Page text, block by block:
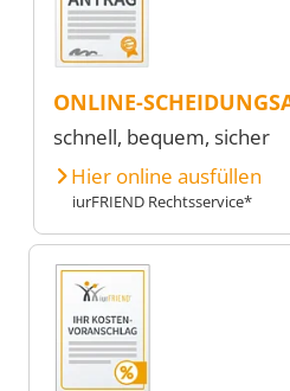
ONLINE-
schnell, bequem, sicher
Hier online ausfüllen
iurFRIEND Rechtsservice*